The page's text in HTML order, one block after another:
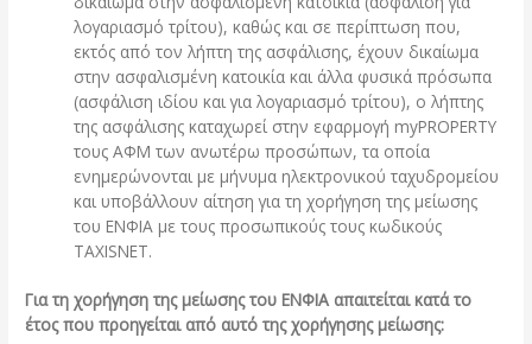
λογαριασμό τρίτου), καθώς και σε περίπτωση που,
εκτός από τον λήπτη της ασφάλισης, έχουν δικαίωμα
στην ασφαλισμένη κατοικία και άλλα φυσικά πρόσωπα
(ασφάλιση ιδίου και για λογαριασμό τρίτου), ο λήπτης
της ασφάλισης καταχωρεί στην εφαρμογή myPROPERTY
τους ΑΦΜ των ανωτέρω προσώπων, τα οποία
ενημερώνονται με μήνυμα ηλεκτρονικού ταχυδρομείου
και υποβάλλουν αίτηση για τη χορήγηση της μείωσης
του ΕΝΦΙΑ με τους προσωπικούς τους κωδικούς
TAXISNET.
Για τη χορήγηση της μείωσης του ΕΝΦΙΑ απαιτείται κατά το
έτος που προηγείται από αυτό της χορήγησης μείωσης: